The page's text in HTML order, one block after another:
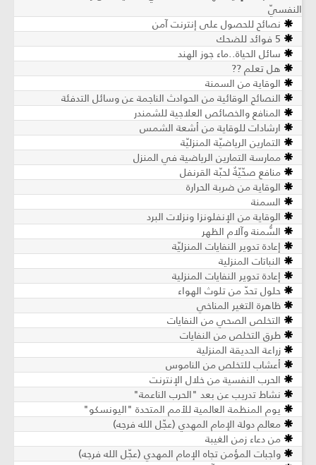
النفسيّ
نصائح للحصول على إنترنت آمن
5 فوائد للضحك
سائل الحياة..ماء جوز الهند
هل تعلم ??
الوقاية من السمنة
النصائح الوقائية من الحوادث الناجمة عن وسائل التدفئة
المنافع والخصائص العلاجية للشمندر
ارشادات للوقاية من أشعة الشمس
التمارين الرياضيّة المنزليّة
ممارسة التمارين الرياضية في المنزل
منافع صحّيّةٌ لحبّة القرنفل
الوقاية من ضربة الحرارة
السمنة
الوقاية من الإنفلونزا ونزلات البرد
السُّمنة وآلام الظهر
إعادة تدوير النفايات المنزليّة
النباتات المنزلية
إعادة تدوير النفايات المنزلية
حلول تحدّ من تلوث الهواء
ظاهرة التغير المناخي
التخلص الصحي من النفايات
طرق التخلص من النفايات
زراعة الحديقة المنزلية
أعشاب للتخلص من الناموس
الحرب النفسية من خلال الإنترنت
نشاط تدريب عن بعد "الحرب الناعمة"
يوم المنظمة العالمية للأمم المتحدة "اليونسكو"
معالم دولة الإمام المهدي (عجّل الله فرجه)
من دعاء زمن الغيبة
واجبات المؤمن تجاه الإمام المهدي (عجّل الله فرجه)